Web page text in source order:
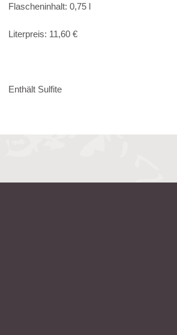
Flascheninhalt: 0,75 l
Literpreis: 11,60 €
Enthält Sulfite